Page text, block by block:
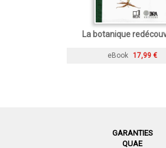
La botanique
eBook 17,99 €
GARANTIES
QUAE